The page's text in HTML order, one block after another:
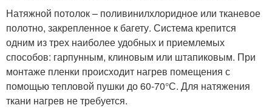
Натяжной потолок – поливинилхлоридное или тканевое
полотно, закрепленное к багету. Система крепится
одним из трех наиболее удобных и приемлемых
способов: гарпунным, клиновым или штапиковым. При
монтаже пленки происходит нагрев помещения с
помощью тепловой пушки до 60-70°С. Для натяжения
ткани нагрев не требуется.